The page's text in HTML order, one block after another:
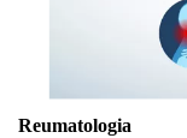
Reumatologia